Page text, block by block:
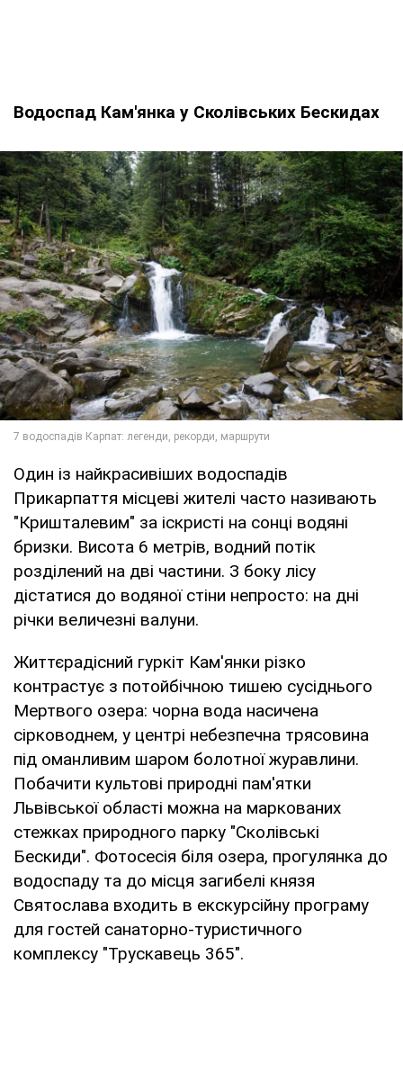
Водоспад Кам'янка у Сколівських Бескидах
Один із найкрасивіших водоспадів
Прикарпаття місцеві жителі часто називають
"Кришталевим" за іскристі на сонці водяні
бризки. Висота 6 метрів, водний потік
розділений на дві частини. З боку лісу
дістатися до водяної стіни непросто: на дні
річки величезні валуни.
Життєрадісний гуркіт Кам'янки різко
контрастує з потойбічною тишею сусіднього
Мертвого озера: чорна вода насичена
сірководнем, у центрі небезпечна трясовина
під оманливим шаром болотної журавлини.
Побачити культові природні пам'ятки
Львівської області можна на маркованих
стежках природного парку "Сколівські
Бескиди". Фотосесія біля озера, прогулянка до
водоспаду та до місця загибелі князя
Святослава входить в екскурсійну програму
для гостей санаторно-туристичного
комплексу "Трускавець 365".